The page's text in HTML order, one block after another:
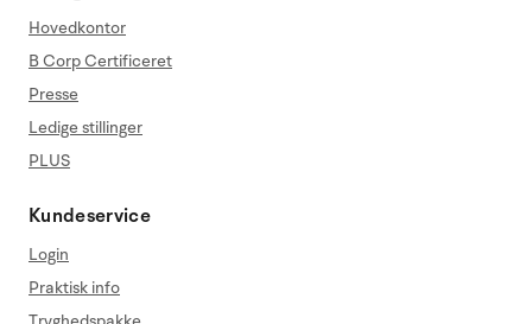
Hovedkontor
B Corp Certificeret
Presse
Ledige stillinger
PLUS
Kundeservice
Login
Praktisk info